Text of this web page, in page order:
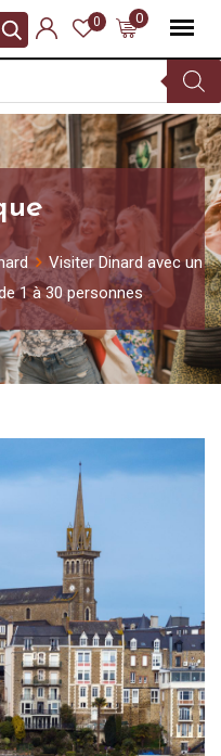
0
0
Visiter Dinard avec un
1 à 30 personnes